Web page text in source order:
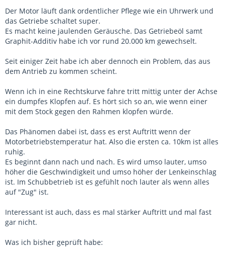
Der Motor läuft dank ordentlicher Pflege wie ein Uhrwerk und
das Getriebe schaltet super.
Es macht keine jaulenden Geräusche. Das Getriebeöl samt
Graphit-Additiv habe ich vor rund 20.000 km gewechselt.
Seit einiger Zeit habe ich aber dennoch ein Problem, das aus
dem Antrieb zu kommen scheint.
Wenn ich in eine Rechtskurve fahre tritt mittig unter der Achse
ein dumpfes Klopfen auf. Es hört sich so an, wie wenn einer
mit dem Stock gegen den Rahmen klopfen würde.
Das Phänomen dabei ist, dass es erst Auftritt wenn der
Motorbetriebstemperatur hat. Also die ersten ca. 10km ist alles
ruhig.
Es beginnt dann nach und nach. Es wird umso lauter, umso
höher die Geschwindigkeit und umso höher der Lenkeinschlag
ist. Im Schubbetrieb ist es gefühlt noch lauter als wenn alles
auf "Zug" ist.
Interessant ist auch, dass es mal stärker Auftritt und mal fast
gar nicht.
Was ich bisher geprüft habe: